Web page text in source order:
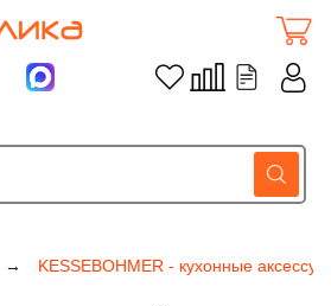
KESSEBOHMER - кухонные